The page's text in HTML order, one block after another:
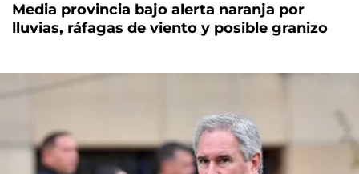
Media provincia bajo alerta naranja por
lluvias, ráfagas de viento y posible granizo